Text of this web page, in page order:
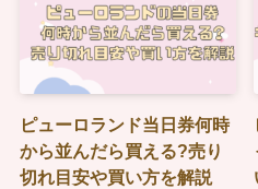
ピューロランド当日券何時
から並んだら買える?売り
切れ目安や買い方を解説